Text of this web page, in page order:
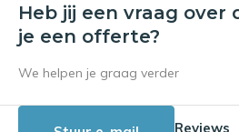
Heb jij een vraag
je een offerte?
We helpen je graag verder
Reviews